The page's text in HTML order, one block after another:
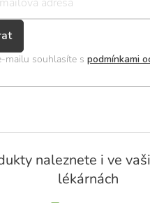
mailu souhlasíte s podmínkami
naleznete i ve
lékárnách